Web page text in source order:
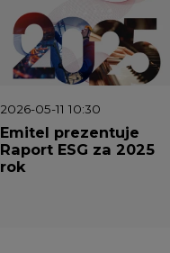
2026-05-11 10:30
Emitel prezentuje
Raport ESG za 2025
rok